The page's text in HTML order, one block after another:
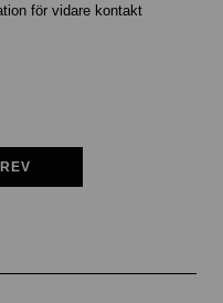
för vidare kontakt